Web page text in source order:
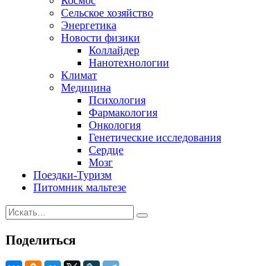
Сельское хозяйство
Энергетика
Новости физики
Коллайдер
Нанотехнологии
Климат
Медицина
Психология
Фармакология
Онкология
Генетические исследования
Сердце
Мозг
Поездки-Туризм
Питомник мальтезе
Поделиться